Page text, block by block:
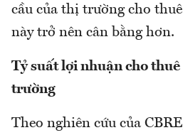
cầu của thị trường cho
này trở nên cân bằng hơn.
Tỷ suất lợi nhuận cho
trường
Theo nghiên cứu của